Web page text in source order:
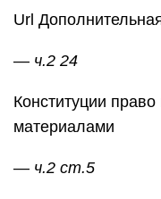
Url
— ч.2 24
Конституции
материалами
— ч.2 ст.5